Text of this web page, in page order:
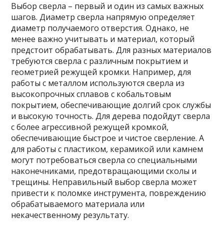
Выбор сверла – первый и один из самых важных
шагов. Диаметр сверла напрямую определяет
диаметр получаемого отверстия. Однако, не
менее важно учитывать и материал, который
предстоит обрабатывать. Для разных материалов
требуются сверла с различным покрытием и
геометрией режущей кромки. Например, для
работы с металлом используются сверла из
высокопрочных сплавов с кобальтовым
покрытием, обеспечивающие долгий срок службы
и высокую точность. Для дерева подойдут сверла
с более агрессивной режущей кромкой,
обеспечивающие быстрое и чистое сверление. А
для работы с пластиком, керамикой или камнем
могут потребоваться сверла со специальными
наконечниками, предотвращающими сколы и
трещины. Неправильный выбор сверла может
привести к поломке инструмента, повреждению
обрабатываемого материала или
некачественному результату.